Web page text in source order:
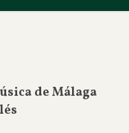
de Málaga